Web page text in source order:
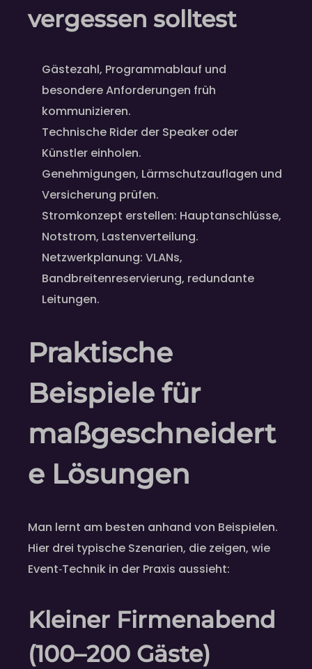
vergessen solltest
Gästezahl, Programmablauf und
besondere Anforderungen früh
kommunizieren.
Technische Rider der Speaker oder
Künstler einholen.
Genehmigungen, Lärmschutzauflagen und
Versicherung prüfen.
Stromkonzept erstellen: Hauptanschlüsse,
Notstrom, Lastenverteilung.
Netzwerkplanung: VLANs,
Bandbreitenreservierung, redundante
Leitungen.
Praktische
Beispiele für
maßgeschneidert
e Lösungen
Man lernt am besten anhand von Beispielen.
Hier drei typische Szenarien, die zeigen, wie
Event‑Technik in der Praxis aussieht:
Kleiner Firmenabend
(100–200 Gäste)